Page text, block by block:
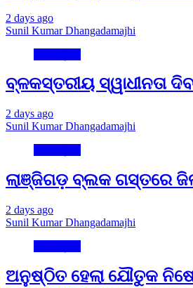
2 days ago
Sunil Kumar Dhangadamajhi
ବ୍ଳକସ୍ତରୀୟ ସ୍ୱାଧୀନତା
2 days ago
Sunil Kumar Dhangadamajhi
ଲାଞ୍ଜିଗଡ଼ ବ୍ଲକ ଗସ୍ତରେ
2 days ago
Sunil Kumar Dhangadamajhi
ଅନୁଷ୍ଠିତ ହେଲା ଯୌତୁକ